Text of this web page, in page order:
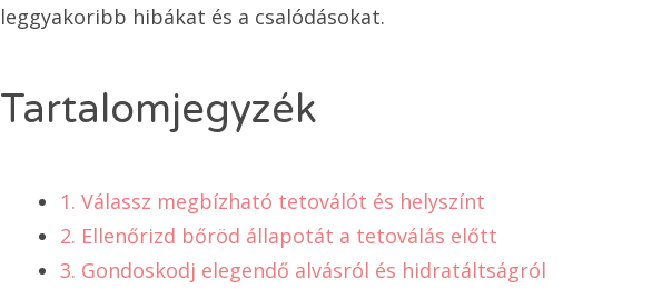
leggyakoribb hibákat és a csalódásokat.
Tartalomjegyzék
1. Válassz megbízható tetoválót és helyszínt
2. Ellenőrizd bőröd állapotát a tetoválás előtt
3. Gondoskodj elegendő alvásról és hidratáltságról